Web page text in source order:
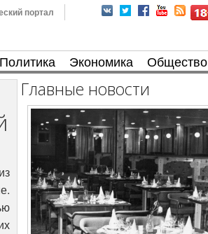
портал
Политика Экономика Общество
Главные новости